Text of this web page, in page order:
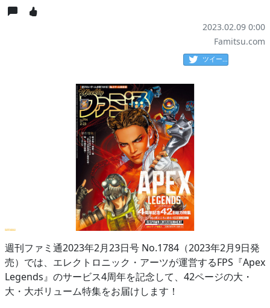
2023.02.09 0:00
Famitsu.com
ツイート
週刊ファミ通2023年2月23日号 No.1784（2023年2月9日発
売）では、エレクトロニック・アーツが運営するFPS『Apex
Legends』のサービス4周年を記念して、42ページの大・
大・大ボリューム特集をお届けします！